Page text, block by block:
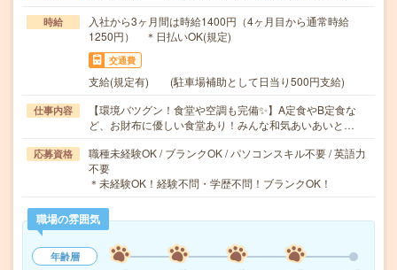
時給
入社から3ヶ月間は時給1400円（4ヶ月目から通常時給
1250円） ＊日払いOK(規定)
交通費
支給(規定有) (駐車場補助として日当り500円支給)
仕事内容
【環境バツグン！食堂や空調も完備✨】A定食やB定食な
ど、お財布に優しい食堂あり！みんな和気あいあいと…
応募資格
職種未経験OK / ブランクOK / パソコンスキル不要 / 英語力
不要
＊未経験OK！経験不問・学歴不問！ブランクOK！
職場の雰囲気
年齢層